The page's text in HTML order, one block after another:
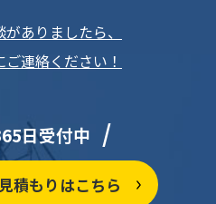
ありましたら、
連絡ください！
日受付中
積もりはこちら